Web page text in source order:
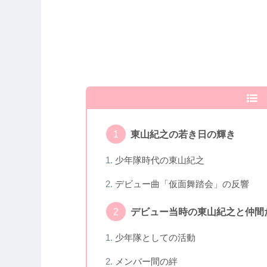
東山紀之の若き日の輝き
少年隊時代の東山紀之
デビュー曲「仮面舞踏会」の反響
デビュー当時の東山紀之と仲間
少年隊としての活動
メンバー間の絆